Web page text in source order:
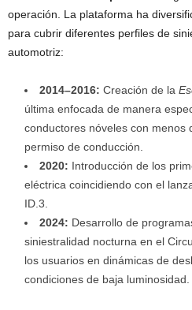
operación. La plataforma ha
para cubrir diferentes perfiles de
automotriz:
2014–2016: Creación de la
última enfocada de manera
conductores nóveles con menos
permiso de conducción.
2020: Introducción de los
eléctrica coincidiendo con el
ID.3.
2024: Desarrollo de
siniestralidad nocturna en el
los usuarios en dinámicas de
condiciones de baja luminosidad.